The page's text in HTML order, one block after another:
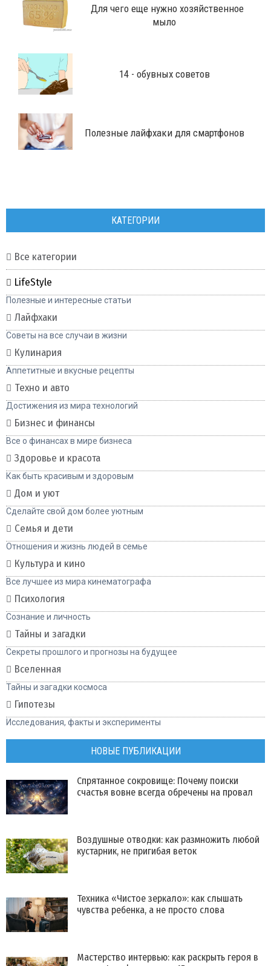
Для чего еще нужно хозяйственное
мыло
14 - обувных советов
Полезные лайфхаки для смартфонов
КАТЕГОРИИ
Все категории
LifeStyle
Полезные и интересные статьи
Лайфхаки
Советы на все случаи в жизни
Кулинария
Аппетитные и вкусные рецепты
Техно и авто
Достижения из мира технологий
Бизнес и финансы
Все о финансах в мире бизнеса
Здоровье и красота
Как быть красивым и здоровым
Дом и уют
Сделайте свой дом более уютным
Семья и дети
Отношения и жизнь людей в семье
Культура и кино
Все лучшее из мира кинематографа
Психология
Сознание и личность
Тайны и загадки
Секреты прошлого и прогнозы на будущее
Вселенная
Тайны и загадки космоса
Гипотезы
Исследования, факты и эксперименты
НОВЫЕ ПУБЛИКАЦИИ
Спрятанное сокровище: Почему поиски
счастья вовне всегда обречены на провал
Воздушные отводки: как размножить любой
кустарник, не пригибая веток
Техника «Чистое зеркало»: как слышать
чувства ребенка, а не просто слова
Мастерство интервью: как раскрыть героя в